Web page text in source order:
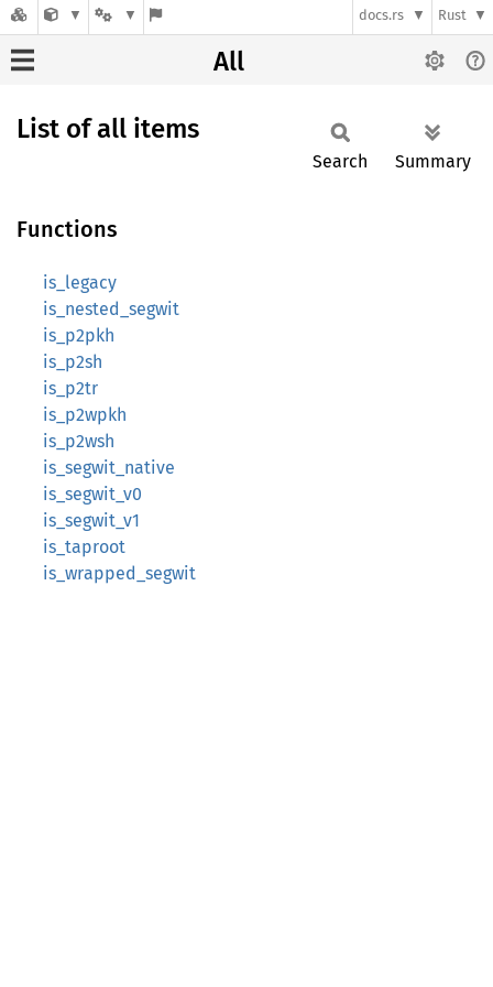
docs.rs Rust
All
List of all items
Search Summary
Functions
is_legacy
is_nested_segwit
is_p2pkh
is_p2sh
is_p2tr
is_p2wpkh
is_p2wsh
is_segwit_native
is_segwit_v0
is_segwit_v1
is_taproot
is_wrapped_segwit